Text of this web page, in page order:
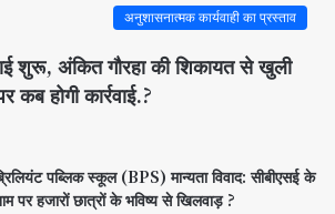
अनुशासनात्मक कार्यवाही का प्रस्ताव
शुरू, अंकित गौरहा की शिकायत से खुली
होगी कार्रवाई.?
पब्लिक स्कूल (BPS) मान्यता विवाद: सीबीएसई के
पर हजारों छात्रों के भविष्य से खिलवाड़ ?